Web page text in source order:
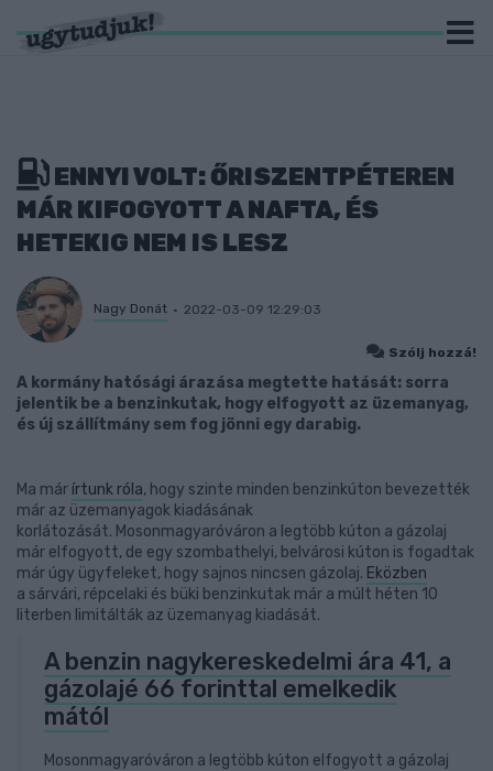
ENNYI VOLT: ŐRISZENTPÉTEREN
MÁR KIFOGYOTT A NAFTA, ÉS
HETEKIG NEM IS LESZ
Nagy Donát 2022-03-09 12:29:03
Szólj hozzá!
A kormány hatósági árazása megtette hatását: sorra
jelentik be a benzinkutak, hogy elfogyott az üzemanyag,
és új szállítmány sem fog jönni egy darabig.
Ma már írtunk róla, hogy szinte minden benzinkúton bevezették
már az üzemanyagok kiadásának
korlátozását. Mosonmagyaróváron a legtöbb kúton a gázolaj
már elfogyott, de egy szombathelyi, belvárosi kúton is fogadtak
már úgy ügyfeleket, hogy sajnos nincsen gázolaj. Eközben
a sárvári, répcelaki és büki benzinkutak már a múlt héten 10
literben limitálták az üzemanyag kiadását.
A benzin nagykereskedelmi ára 41, a
gázolajé 66 forinttal emelkedik
mától
Mosonmagyaróváron a legtöbb kúton elfogyott a gázolaj